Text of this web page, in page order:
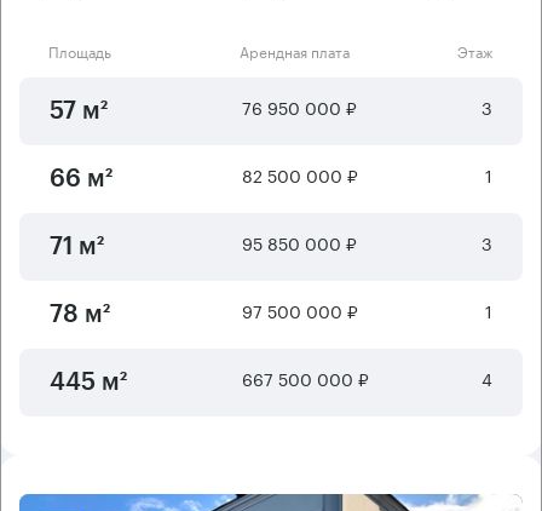
Площадь Арендная плата Этаж
57 м² 76 950 000 ₽ 3
66 м² 82 500 000 ₽ 1
71 м² 95 850 000 ₽ 3
78 м² 97 500 000 ₽ 1
445 м² 667 500 000 ₽ 4